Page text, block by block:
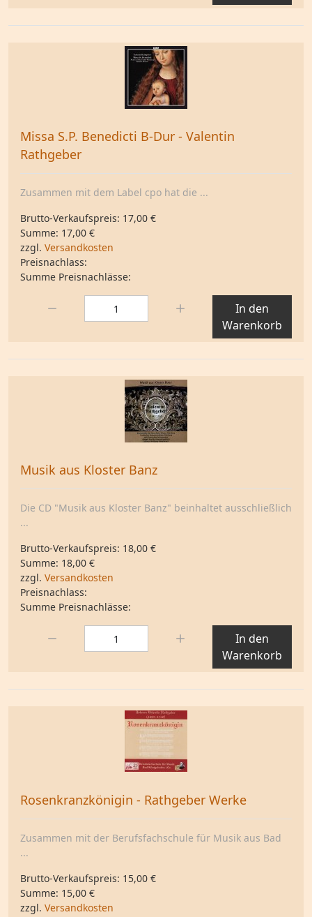
Missa S.P. Benedicti B-Dur - Valentin
Rathgeber
Zusammen mit dem Label cpo hat die ...
Brutto-Verkaufspreis: 17,00 €
Summe: 17,00 €
zzgl. Versandkosten
Preisnachlass:
Summe Preisnachlässe:
In den
Warenkorb
Musik aus Kloster Banz
Die CD "Musik aus Kloster Banz" beinhaltet ausschließlich
...
Brutto-Verkaufspreis: 18,00 €
Summe: 18,00 €
zzgl. Versandkosten
Preisnachlass:
Summe Preisnachlässe:
In den
Warenkorb
Rosenkranzkönigin - Rathgeber Werke
Zusammen mit der Berufsfachschule für Musik aus Bad
...
Brutto-Verkaufspreis: 15,00 €
Summe: 15,00 €
zzgl. Versandkosten